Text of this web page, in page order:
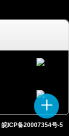
皖ICP备20007354号-5